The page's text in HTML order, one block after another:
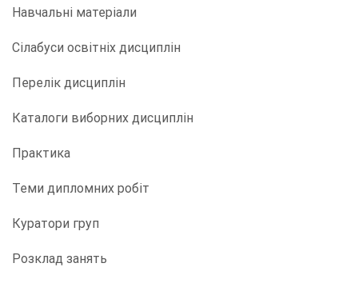
Навчальні матеріали
Сілабуси освітніх дисциплін
Перелік дисциплін
Каталоги виборних дисциплін
Практика
Теми дипломних робіт
Куратори груп
Розклад занять